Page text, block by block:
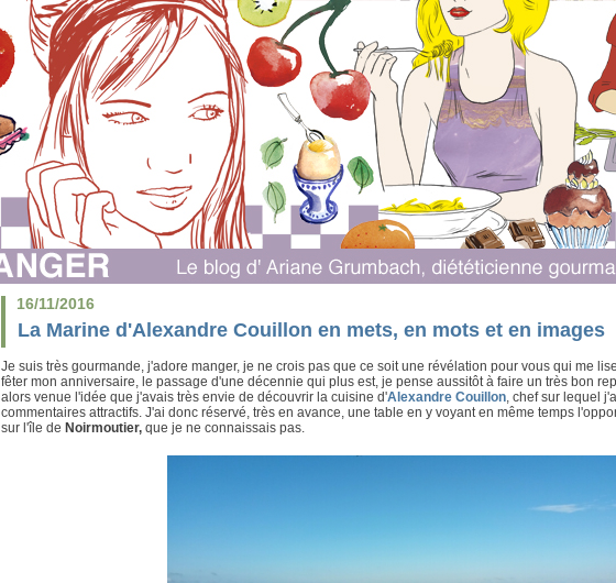
16/11/2016
La Marine d'Alexandre Couillon en mets, en mots et en images
Je suis très gourmande, j'adore manger, je ne crois pas que ce soit une révélation pour vous qui me
fêter mon anniversaire, le passage d'une décennie qui plus est, je pense aussitôt à faire un très bon
alors venue l'idée que j'avais très envie de découvrir la cuisine d'Alexandre Couillon, chef sur lequel
commentaires attractifs. J'ai donc réservé, très en avance, une table en y voyant en même temps
sur l'île de Noirmoutier, que je ne connaissais pas.